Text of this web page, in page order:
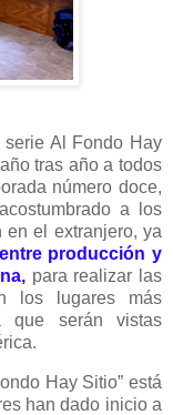
Al Fondo Hay
tras año a todos
número doce,
a los
en el extranjero, ya
producción y
para realizar las
los lugares más
que serán vistas
Hay Sitio” está
han dado inicio a